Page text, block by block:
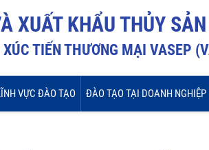
XUẤT KHẨU THỦY
TIẾN THƯƠNG MẠI VASEP
VỰC ĐÀO TẠO ĐÀO TẠO TẠI DOANH NGHIỆP